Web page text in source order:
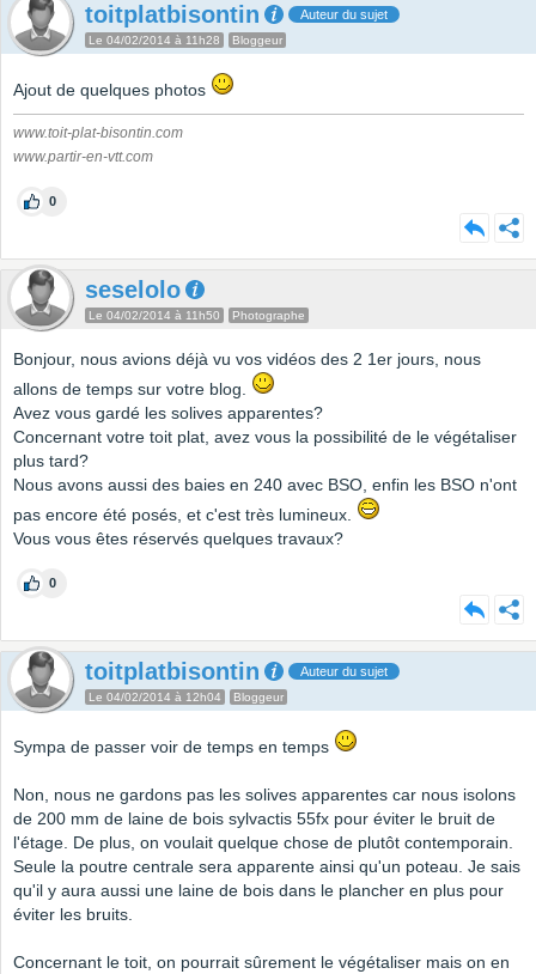
toitplatbisontin Auteur du sujet
Le 04/02/2014 à 11h28 Bloggeur
Ajout de quelques photos
www.toit-plat-bisontin.com
www.partir-en-vtt.com
0
seselolo
Le 04/02/2014 à 11h50 Photographe
Bonjour, nous avions déjà vu vos vidéos des 2 1er jours, nous
allons de temps sur votre blog.
Avez vous gardé les solives apparentes?
Concernant votre toit plat, avez vous la possibilité de le végétaliser
plus tard?
Nous avons aussi des baies en 240 avec BSO, enfin les BSO n'ont
pas encore été posés, et c'est très lumineux.
Vous vous êtes réservés quelques travaux?
0
toitplatbisontin Auteur du sujet
Le 04/02/2014 à 12h04 Bloggeur
Sympa de passer voir de temps en temps
Non, nous ne gardons pas les solives apparentes car nous isolons
de 200 mm de laine de bois sylvactis 55fx pour éviter le bruit de
l'étage. De plus, on voulait quelque chose de plutôt contemporain.
Seule la poutre centrale sera apparente ainsi qu'un poteau. Je sais
qu'il y aura aussi une laine de bois dans le plancher en plus pour
éviter les bruits.
Concernant le toit, on pourrait sûrement le végétaliser mais on en